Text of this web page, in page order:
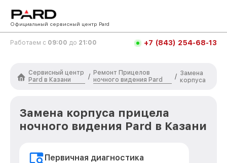
Официальный сервисный центр Pard
Работаем с 09:00 до 21:00 +7 (843) 254-68-13
Сервисный центр
Pard в Казани
/
Ремонт Прицелов
ночного видения Pard
/ Замена
корпуса
Замена корпуса прицела
ночного видения Pard в Казани
Первичная диагностика